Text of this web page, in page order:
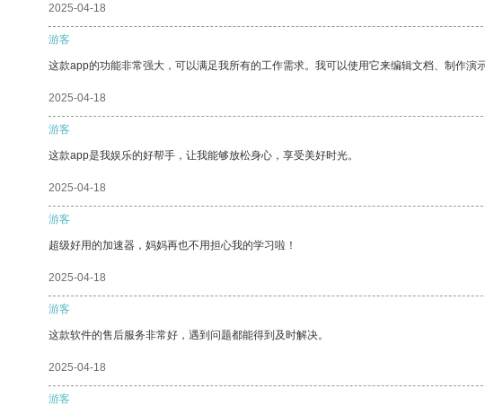
2025-04-18
游客
这款app的功能非常强大，可以满足我所有的工作需求。我可以使用它来编辑文档、制作演
2025-04-18
游客
这款app是我娱乐的好帮手，让我能够放松身心，享受美好时光。
2025-04-18
游客
超级好用的加速器，妈妈再也不用担心我的学习啦！
2025-04-18
游客
这款软件的售后服务非常好，遇到问题都能得到及时解决。
2025-04-18
游客